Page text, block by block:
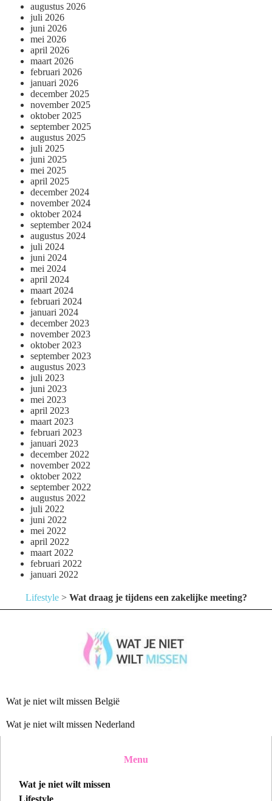
augustus 2026
juli 2026
juni 2026
mei 2026
april 2026
maart 2026
februari 2026
januari 2026
december 2025
november 2025
oktober 2025
september 2025
augustus 2025
juli 2025
juni 2025
mei 2025
april 2025
december 2024
november 2024
oktober 2024
september 2024
augustus 2024
juli 2024
juni 2024
mei 2024
april 2024
maart 2024
februari 2024
januari 2024
december 2023
november 2023
oktober 2023
september 2023
augustus 2023
juli 2023
juni 2023
mei 2023
april 2023
maart 2023
februari 2023
januari 2023
december 2022
november 2022
oktober 2022
september 2022
augustus 2022
juli 2022
juni 2022
mei 2022
april 2022
maart 2022
februari 2022
januari 2022
Lifestyle> Wat draag je tijdens een zakelijke meeting?
Wat je niet wilt missen België
Wat je niet wilt missen Nederland
Menu
Wat je niet wilt missen